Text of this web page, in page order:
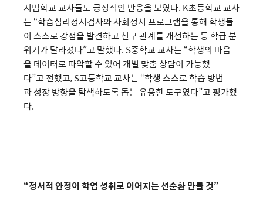
시범학교 교사들도 긍정적인 반응을 보였다. K초등학교 교사
는 “학습심리정서검사와 사회정서 프로그램을 통해 학생들
이 스스로 강점을 발견하고 친구 관계를 개선하는 등 학급 분
위기가 달라졌다”고 말했다. S중학교 교사는 “학생의 마음
을 데이터로 파악할 수 있어 개별 맞춤 상담이 가능했
다”고 전했고, S고등학교 교사는 “학생 스스로 학습 방법
과 성장 방향을 탐색하도록 돕는 유용한 도구였다”고 평가했
다.
“정서적 안정이 학업 성취로 이어지는 선순환 만들 것”